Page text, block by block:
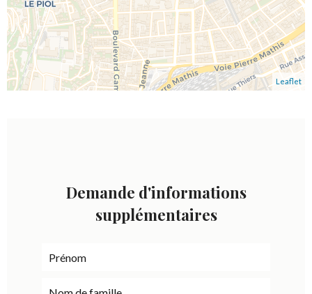
Leaflet
Demande d'informations
supplémentaires